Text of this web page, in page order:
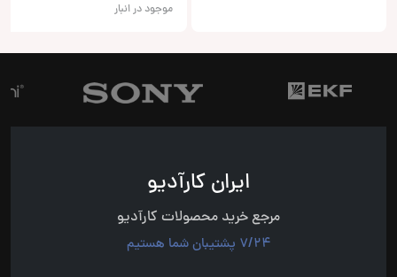
موجود در انبار
ایران کارآدیو
مرجع خرید محصولات کارآدیو
7/24 پشتیبان شما هستیم